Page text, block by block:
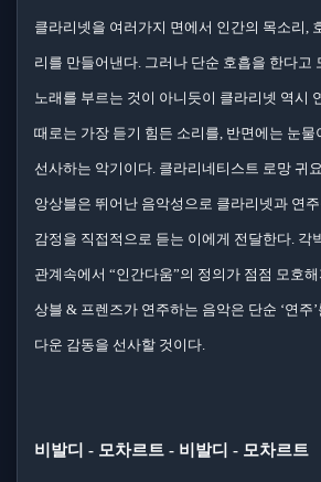
클라리넷을 여러가지 면에서 인간의 목소리,
리를 만들어낸다. 그러나 단순 호흡을 한다고
노래를 부르는 것이 아니듯이 클라리넷 역시
때로는 가장 듣기 힘든 소리를, 반면에는 눈물
선사하는 악기이다. 클라리네티스트 로망 귀
앙상블은 뛰어난 음악성으로 클라리넷과 연
감정을 직접적으로 듣는 이에게 전달한다. 각
관계속에서 “인간다움”의 정의가 점점 모호
상블 & 프렌즈가 연주하는 음악은 단순 ‘연주
다운 감동을 선사할 것이다.
비발디 - 모차르트 - 비발디 - 모차르트